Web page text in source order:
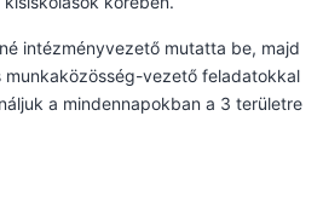
intézményvezető mutatta be, majd
munkaközösség-vezető feladatokkal
a mindennapokban a 3 területre